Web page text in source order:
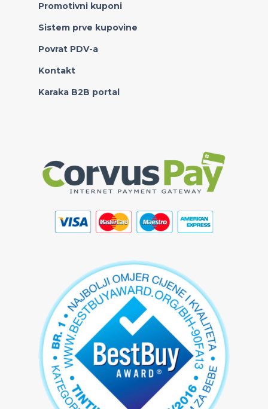
Promotivni kuponi
Sistem prve kupovine
Povrat PDV-a
Kontakt
Karaka B2B portal